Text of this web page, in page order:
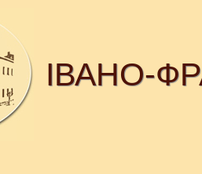
ІВАНО-